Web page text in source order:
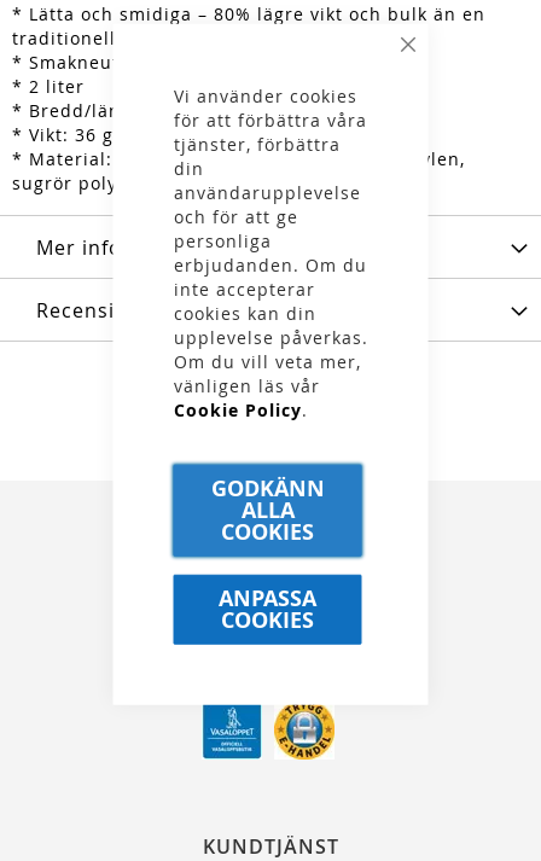
Stäng
Vi använder cookies
för att förbättra våra
tjänster, förbättra
din
användarupplevelse
och för att ge
personliga
erbjudanden. Om du
inte accepterar
cookies kan din
upplevelse påverkas.
Om du vill veta mer,
vänligen läs vår
Cookie Policy.
GODKÄNN
ALLA
COOKIES
ANPASSA
COOKIES
* Lätta och smidiga – 80% lägre vikt och bulk än en
traditionell hård flaska
* Smakneutral och BPA-fri
* 2 liter
* Bredd/längd: 15*35 cm
* Vikt: 36 gram
* Material: nylon/polyetylen, kork i polypropylen,
sugrör polyeten
Mer information
Recensioner
Kungsgatan 32, 111 35 Stockholm
08 21 90 00
KUNDTJÄNST